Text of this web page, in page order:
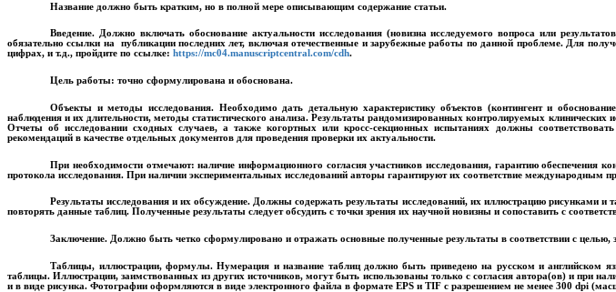
Название должно быть кратким, но в полной мере описывающим содержание статьи.
Введение.Должно включать обоснование актуальности исследования (новизна исследуемого вопроса или
обязательно ссылки на публикации последних лет, включая отечественные и зарубежные работы по данной проблеме. Для
цифрах, и т.д., пройдите по ссылке: https://mc04.manuscriptcentral.com/cdh.
Цель работы:точно сформулирована и обоснована.
Объекты и методы исследования. Необходимо дать детальную характеристику объектов (контингент и
наблюдения и их длительности, методы статистического анализа. Результаты рандомизированных контролируемых клинических
Отчеты об исследовании сходных случаев, а также когортных или кросс-секционных испытаниях должны
рекомендаций в качестве отдельных документов для проведения проверки их актуальности.
При необходимости отмечают: наличие информационного согласия участников исследования, гарантию обеспечения
протокола исследования. При наличии экспериментальных исследований авторы гарантируют их соответствие международным
Результаты исследования и их обсуждение. Должны содержать результаты исследований, их иллюстрацию рисунками и
повторять данные таблиц. Полученные результаты следует обсудить с точки зрения их научной новизны и сопоставить с
Заключение. Должно быть четко сформулировано и отражать основные полученные результаты в соответствии с
Таблицы, иллюстрации, формулы. Нумерация и название таблиц должно быть приведено на русском и английском
таблицы. Иллюстрации, заимствованных из других источников, могут быть использованы только с согласия автора(ов) и при
и в виде рисунка. Фотографии оформляются в виде электронного файла в формате EPS и TIF с разрешением не менее 300 dpi